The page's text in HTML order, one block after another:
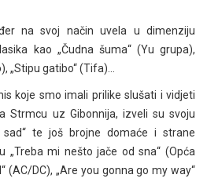
na svoj način uvela u dimenziju
kao „Čudna šuma“ (Yu grupa),
„Stipu gatibo“ (Tifa)…
koje smo imali prilike slušati i vidjeti
Strmcu uz Gibonnija, izveli su svoju
sad“ te još brojne domaće i strane
„Treba mi nešto jače od sna“ (Opća
(AC/DC), „Are you gonna go my way“